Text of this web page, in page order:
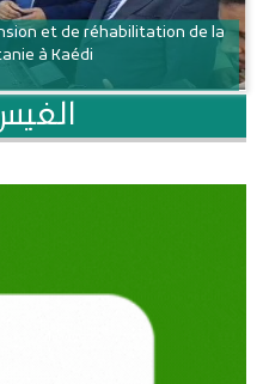
et de réhabilitation de la
à Kaédi